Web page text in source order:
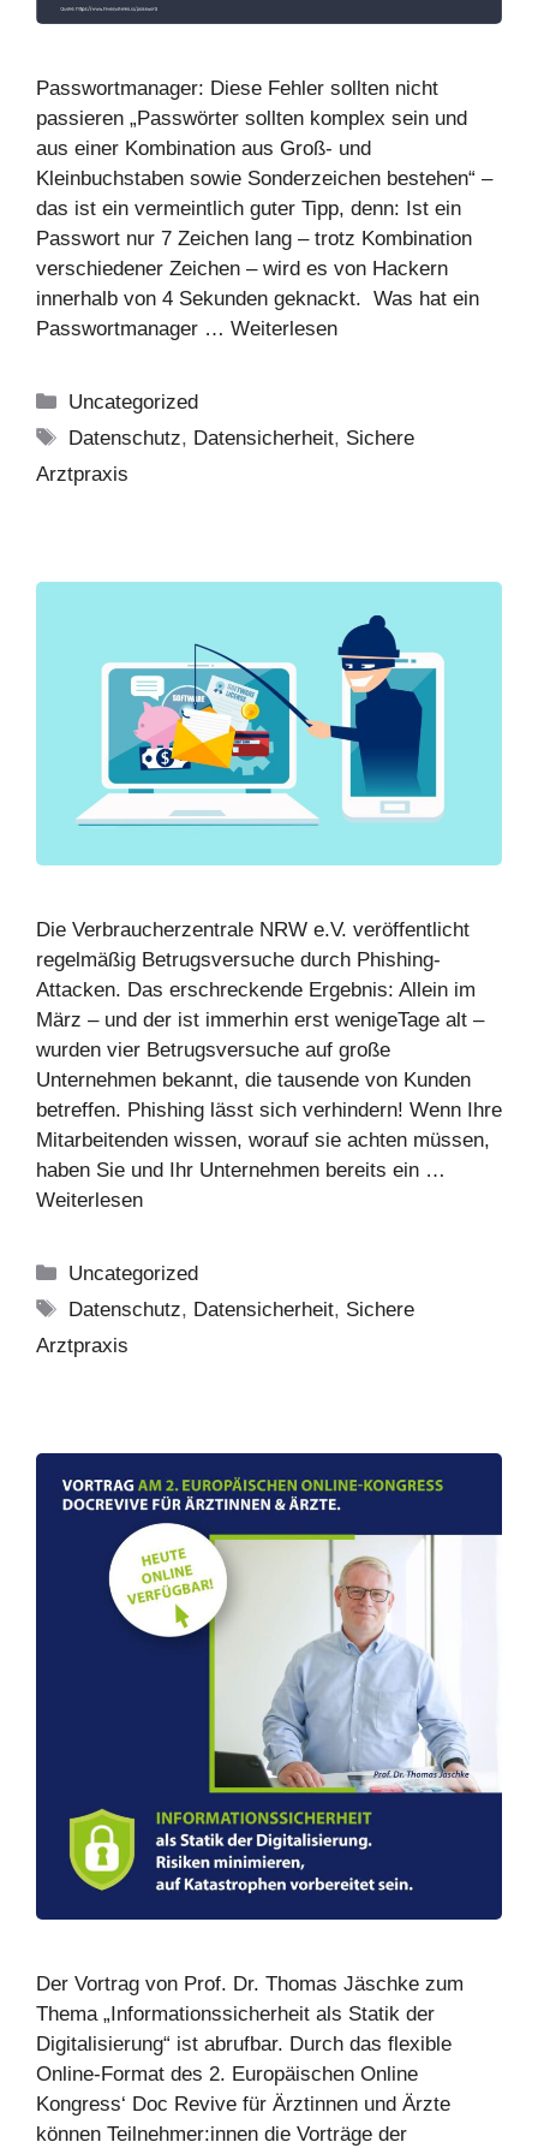
Passwortmanager: Diese Fehler sollten nicht
passieren „Passwörter sollten komplex sein und
aus einer Kombination aus Groß- und
Kleinbuchstaben sowie Sonderzeichen bestehen“ –
das ist ein vermeintlich guter Tipp, denn: Ist ein
Passwort nur 7 Zeichen lang – trotz Kombination
verschiedener Zeichen – wird es von Hackern
innerhalb von 4 Sekunden geknackt. Was hat ein
Passwortmanager … Weiterlesen
Kategorien
Uncategorized
Schlagwörter
Datenschutz, Datensicherheit, Sichere
Arztpraxis
Die Verbraucherzentrale NRW e.V. veröffentlicht
regelmäßig Betrugsversuche durch Phishing-
Attacken. Das erschreckende Ergebnis: Allein im
März – und der ist immerhin erst wenigeTage alt –
wurden vier Betrugsversuche auf große
Unternehmen bekannt, die tausende von Kunden
betreffen. Phishing lässt sich verhindern! Wenn Ihre
Mitarbeitenden wissen, worauf sie achten müssen,
haben Sie und Ihr Unternehmen bereits ein …
Weiterlesen
Kategorien
Uncategorized
Schlagwörter
Datenschutz, Datensicherheit, Sichere
Arztpraxis
Der Vortrag von Prof. Dr. Thomas Jäschke zum
Thema „Informationssicherheit als Statik der
Digitalisierung“ ist abrufbar. Durch das flexible
Online-Format des 2. Europäischen Online
Kongress‘ Doc Revive für Ärztinnen und Ärzte
können Teilnehmer:innen die Vorträge der